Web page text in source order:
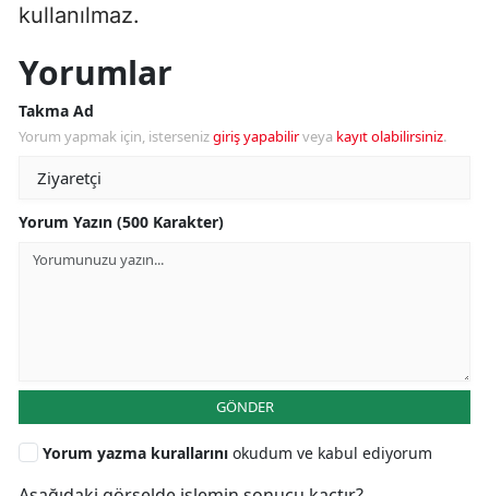
kullanılmaz.
Yorumlar
Takma Ad
Yorum yapmak için, istersenizgiriş yapabilirveya kayıt olabilirsiniz.
Yorum Yazın (500 Karakter)
GÖNDER
Yorum yazma kurallarını okudum ve kabul ediyorum